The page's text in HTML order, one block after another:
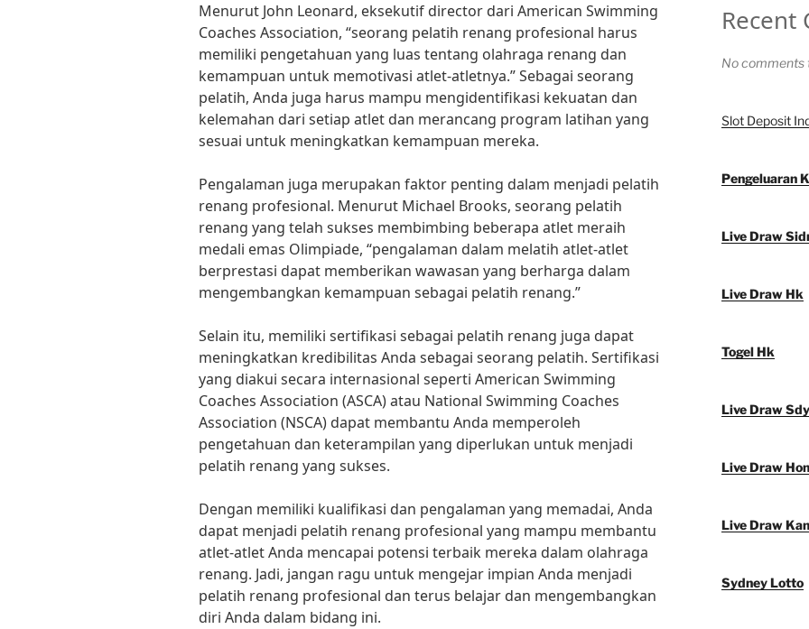
Menurut John Leonard, eksekutif director dari American Swimming
Coaches Association, “seorang pelatih renang profesional harus
memiliki pengetahuan yang luas tentang olahraga renang dan
kemampuan untuk memotivasi atlet-atletnya.” Sebagai seorang
pelatih, Anda juga harus mampu mengidentifikasi kekuatan dan
kelemahan dari setiap atlet dan merancang program latihan yang
sesuai untuk meningkatkan kemampuan mereka.
Pengalaman juga merupakan faktor penting dalam menjadi pelatih
renang profesional. Menurut Michael Brooks, seorang pelatih
renang yang telah sukses membimbing beberapa atlet meraih
medali emas Olimpiade, “pengalaman dalam melatih atlet-atlet
berprestasi dapat memberikan wawasan yang berharga dalam
mengembangkan kemampuan sebagai pelatih renang.”
Selain itu, memiliki sertifikasi sebagai pelatih renang juga dapat
meningkatkan kredibilitas Anda sebagai seorang pelatih. Sertifikasi
yang diakui secara internasional seperti American Swimming
Coaches Association (ASCA) atau National Swimming Coaches
Association (NSCA) dapat membantu Anda memperoleh
pengetahuan dan keterampilan yang diperlukan untuk menjadi
pelatih renang yang sukses.
Dengan memiliki kualifikasi dan pengalaman yang memadai, Anda
dapat menjadi pelatih renang profesional yang mampu membantu
atlet-atlet Anda mencapai potensi terbaik mereka dalam olahraga
renang. Jadi, jangan ragu untuk mengejar impian Anda menjadi
pelatih renang profesional dan terus belajar dan mengembangkan
diri Anda dalam bidang ini.
Recent
No comments
Slot Deposit
Pengeluaran
Live Draw
Live Draw Hk
Togel Hk
Live Draw Sdy
Live Draw
Live Draw
Sydney Lotto